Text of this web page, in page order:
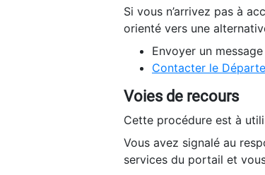
Si vous n’arrivez pas à
orienté vers une
Envoyer un
Contacter le
Voies de recours
Cette procédure est à
Vous avez signalé au
services du portail et